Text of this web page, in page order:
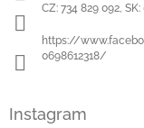
CZ: 734 829 092,
https://
0698612318/
Instagram